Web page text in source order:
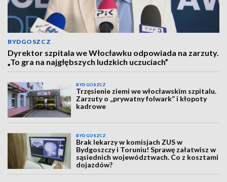
BYDGOSZCZ
Dyrektor szpitala we Włocławku odpowiada na zarzuty.
„To gra na najgłębszych ludzkich uczuciach”
BYDGOSZCZ
Trzęsienie ziemi we włocławskim szpitalu.
Zarzuty o „prywatny folwark” i kłopoty
kadrowe
BYDGOSZCZ
Brak lekarzy w komisjach ZUS w
Bydgoszczy i Toruniu! Sprawę załatwisz w
sąsiednich województwach. Co z kosztami
dojazdów?